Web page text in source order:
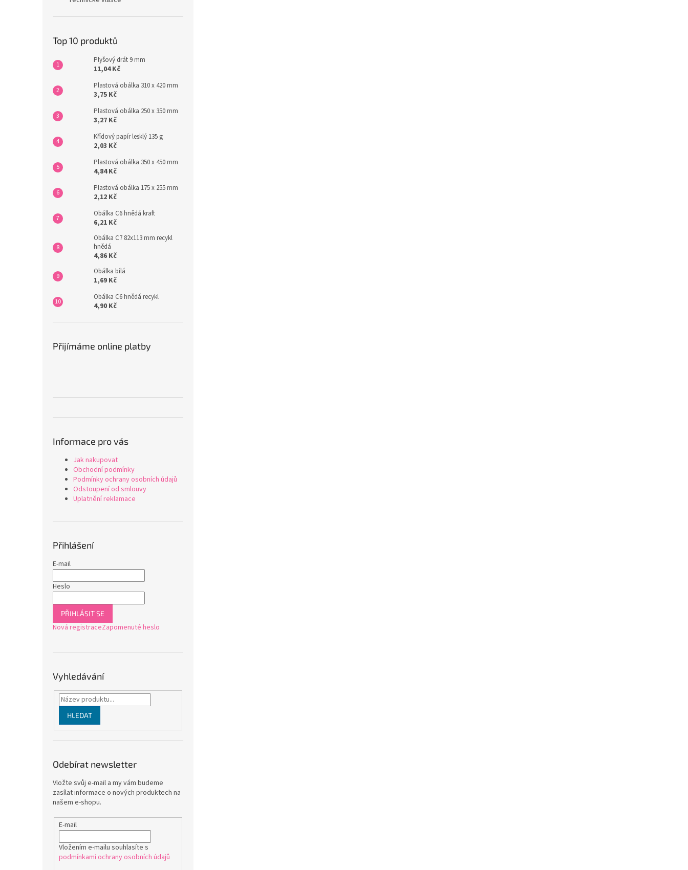
Top 10 produktů
Plyšový drát 9 mm
11,04 Kč
Plastová obálka 310 x 420 mm
3,75 Kč
Plastová obálka 250 x 350 mm
3,27 Kč
Křídový papír lesklý 135 g
2,03 Kč
Plastová obálka 350 x 450 mm
4,84 Kč
Plastová obálka 175 x 255 mm
2,12 Kč
Obálka C6 hnědá kraft
6,21 Kč
Obálka C7 82x113 mm recykl
hnědá
4,86 Kč
Obálka bílá
1,69 Kč
Obálka C6 hnědá recykl
4,90 Kč
Přijímáme online platby
Informace pro vás
Jak nakupovat
Obchodní podmínky
Podmínky ochrany osobních údajů
Odstoupení od smlouvy
Uplatnění reklamace
Přihlášení
E-mail
Heslo
PŘIHLÁSIT SE
Nová registraceZapomenuté heslo
Vyhledávání
HLEDAT
Odebírat newsletter
Vložte svůj e-mail a my vám budeme
zasílat informace o nových produktech na
našem e-shopu.
E-mail
Vložením e-mailu souhlasíte s
podmínkami ochrany osobních údajů